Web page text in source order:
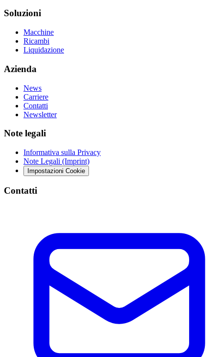
Soluzioni
Macchine
Ricambi
Liquidazione
Azienda
News
Carriere
Contatti
Newsletter
Note legali
Informativa sulla Privacy
Note Legali (Imprint)
Impostazioni Cookie
Contatti